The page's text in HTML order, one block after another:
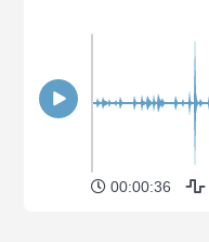
00:00:36